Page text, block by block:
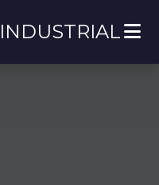
INDUSTRIAL